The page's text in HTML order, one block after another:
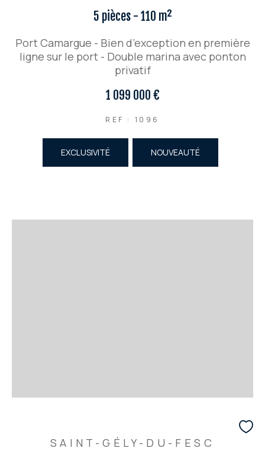
5 pièces - 110 m²
Port Camargue - Bien d’exception en première
ligne sur le port - Double marina avec ponton
privatif
1 099 000 €
REF : 1096
EXCLUSIVITÉ NOUVEAUTÉ
SAINT-GÉLY-DU-FESC